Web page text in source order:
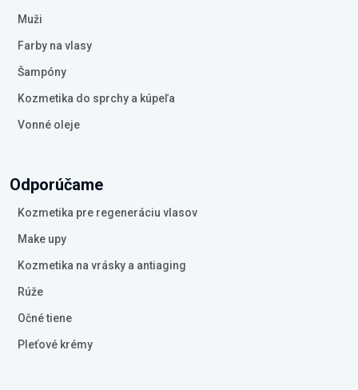
Muži
Farby na vlasy
Šampóny
Kozmetika do sprchy a kúpeľa
Vonné oleje
Odporúčame
Kozmetika pre regeneráciu vlasov
Make upy
Kozmetika na vrásky a antiaging
Rúže
Očné tiene
Pleťové krémy